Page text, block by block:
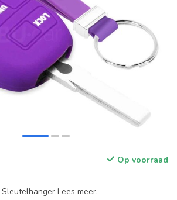
Op voorraad
Lees meer.